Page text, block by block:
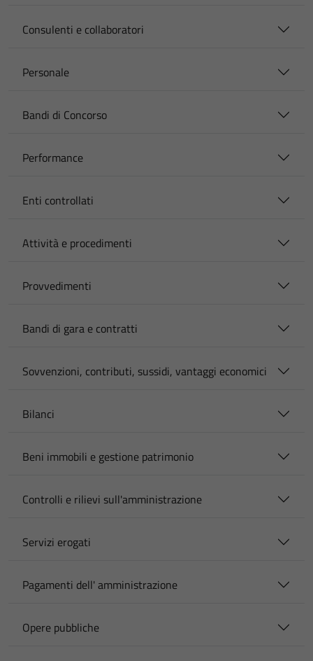
Consulenti e collaboratori
Personale
Bandi di Concorso
Performance
Enti controllati
Attività e procedimenti
Provvedimenti
Bandi di gara e contratti
Sovvenzioni, contributi, sussidi, vantaggi economici
Bilanci
Beni immobili e gestione patrimonio
Controlli e rilievi sull'amministrazione
Servizi erogati
Pagamenti dell' amministrazione
Opere pubbliche